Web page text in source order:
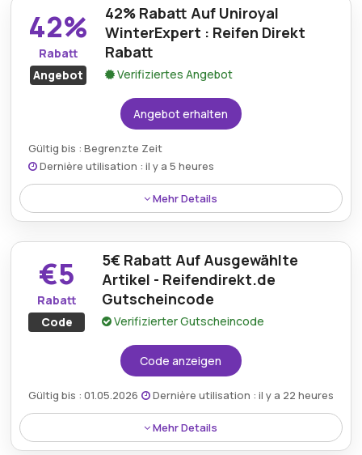
Mindestkaufbetrag:Kein Minimum erforderlich
Berechtigung:Für alle Kunden
Art des Angebots:
Zeitlich begrenztes Angebot
Kumulierbar:
Nicht mit anderen Aktionen
Bedingungen:Die Allgemeinen
Geschäftsbedingungen finden Sie auf der
Website des Händlers.
42%
Rabatt
Angebot
42% Rabatt Auf Uniroyal
WinterExpert : Reifen Direkt
Rabatt
Verifiziertes Angebot
Angebot erhalten
Gültig bis : Begrenzte Zeit
Dernière utilisation : il y a 5 heures
Mehr Details
Sparen Sie 42% auf Uniroyal WinterExpert Reifen mit
einem Reifen Direkt Rabatt und profitieren Sie von
zuverlässiger Winterleistung sowie
ausgezeichnetem Preis-Leistungs-Verhältnis für Ihre
Fahrzeugsicherheit.
€5
Rabatt
Code
5€ Rabatt Auf Ausgewählte
Artikel - Reifendirekt.de
Gutscheincode
Verifizierter Gutscheincode
Code anzeigen
Gültig bis : 01.05.2026 Dernière utilisation : il y a 22 heures
Mehr Details
Sparen Sie 5€ auf ausgewählte Artikel mit einem